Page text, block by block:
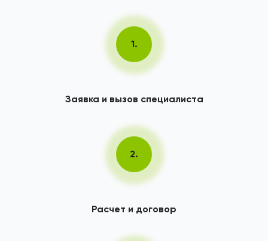
1.
Заявка и вызов специалиста
2.
Расчет и договор